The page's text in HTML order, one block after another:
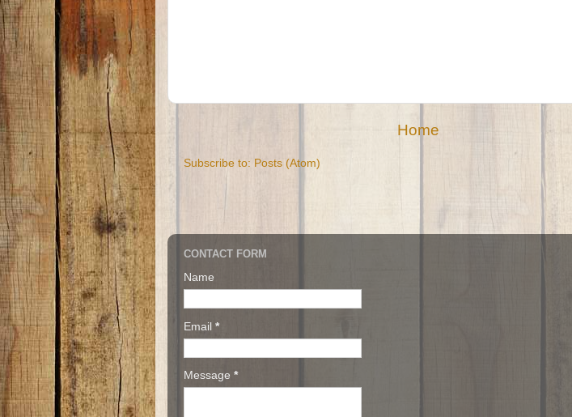
Home
Subscribe to: Posts (Atom)
CONTACT FORM
Name
Email *
Message *